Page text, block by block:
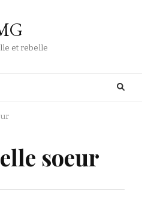
et rebelle
soeur